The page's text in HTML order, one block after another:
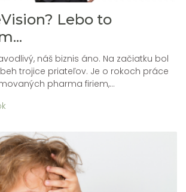
Lebo to
náš biznis áno. Na začiatku bol
trojice priateľov. Je o rokoch práce
pharma firiem,...